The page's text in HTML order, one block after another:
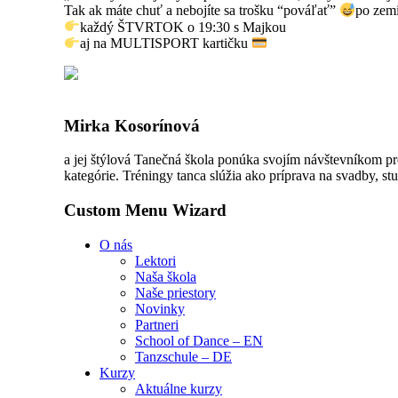
Tak ak máte chuť a nebojíte sa trošku “pováľať”
po
každý ŠTVRTOK o 19:30 s Majkou
aj na MULTISPORT kartičku
Mirka Kosorínová
a jej štýlová Tanečná škola ponúka svojím návštevníkom
kategórie. Tréningy tanca slúžia ako príprava na svadby,
Custom Menu Wizard
O nás
Lektori
Naša škola
Naše priestory
Novinky
Partneri
School of Dance – EN
Tanzschule – DE
Kurzy
Aktuálne kurzy